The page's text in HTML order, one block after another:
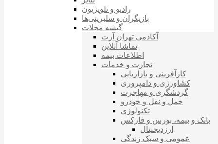
رادیو و تلویزیون
بازیگران و سلبریتی‌ها
گیشه مجلات
آکادمی تهران آرت
تماشا آنلاین
اطلاعات بیمه
تجارت و خدمات
کارآفرینی و بازاریابی
کشاورزی و دامپروری
گردشگری و مهاجرت
حمل و نقل و خودرو
تکنولوژی
بانک و بیمه، بورس و فارکس
ارزدیجیتال
عمومی و سبک زندگی